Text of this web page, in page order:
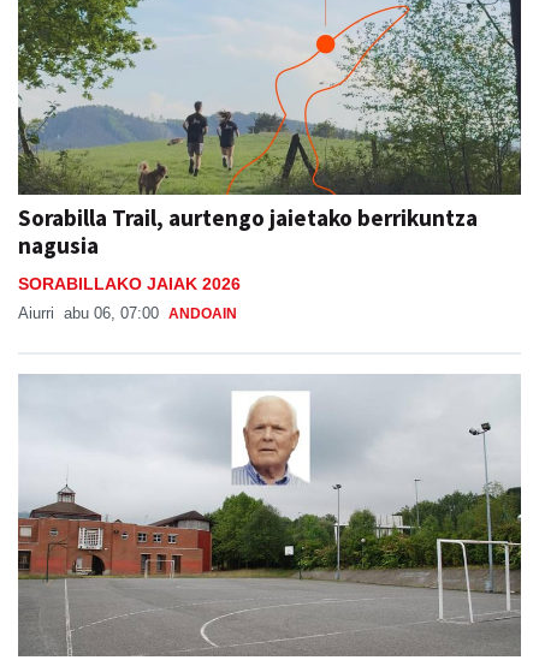
Sorabilla Trail, aurtengo jaietako berrikuntza
nagusia
SORABILLAKO JAIAK 2026
Aiurri abu 06, 07:00 ANDOAIN